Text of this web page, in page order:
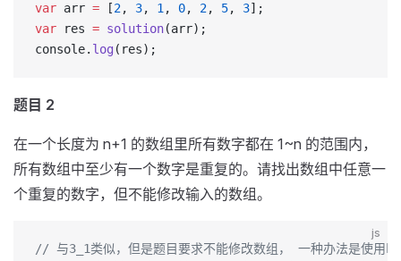
var arr = [2, 3, 1 , 0, 2, 5, 3];
var res = solution(arr);
console. log (res);
题目 2
在一个长度为 n+1 的数组里所有数字都在 1~n 的范围内，
所有数组中至少有一个数字是重复的。请找出数组中任意一
个重复的数字，但不能修改输入的数组。
js
// 与3_1类似，但是题目要求不能修改数组， 一种办法是使用